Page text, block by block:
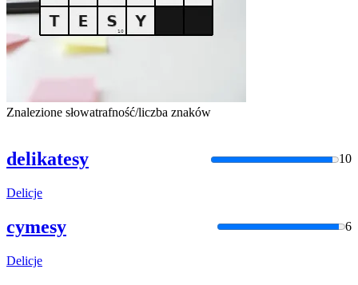
Znalezione słowatrafność/liczba znaków
delikatesy 10
Delicje
cymesy 6
Delicje